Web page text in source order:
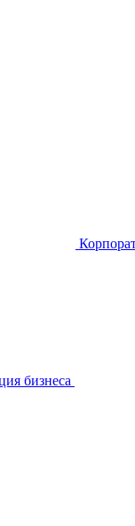
бизнеса